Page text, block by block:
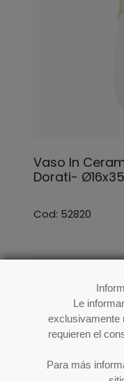
Le
exclusivamente
requieren el
Para más
Vaso In
Dorati-
Cod: 52820